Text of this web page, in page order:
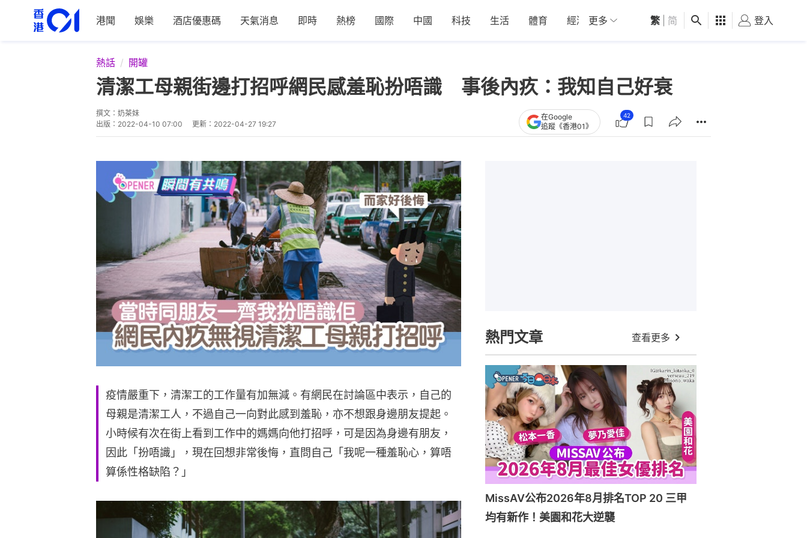
港聞 娛樂 酒店優惠碼 天氣消息 即時 熱榜 國際 中國 科技 生活 體育 經濟 01深圳 觀點 健康 好食玩飛
更多 繁 简 登入
熱話 開罐
清潔工母親街邊打招呼網民感羞恥扮唔識 事後內疚：我知自己好衰
撰文： 奶茶妹
出版： 2022-04-10 07:00 更新： 2022-04-27 19:27
在Google
追蹤《香港01》
42
疫情嚴重下，清潔工的工作量有加無減。有網民在討論區中表示，自己的
母親是清潔工人，不過自己一向對此感到羞恥，亦不想跟身邊朋友提起。
小時候有次在街上看到工作中的媽媽向他打招呼，可是因為身邊有朋友，
因此「扮唔識」，現在回想非常後悔，直問自己「我呢一種羞恥心，算唔
算係性格缺陷？」
熱門文章 查看更多
MissAV公布2026年8月排名TOP 20 三甲
均有新作！美園和花大逆襲